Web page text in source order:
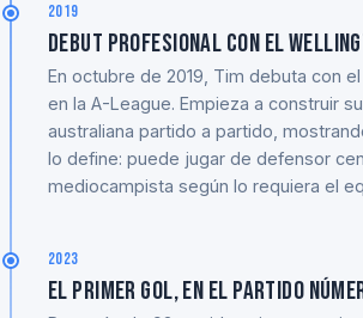
2019
Debut profesional con el
En octubre de 2019, Tim debuta con el
en la A-League. Empieza a construir
australiana partido a partido,
lo define: puede jugar de defensor
mediocampista según lo requiera el
2023
El primer gol, en el partido